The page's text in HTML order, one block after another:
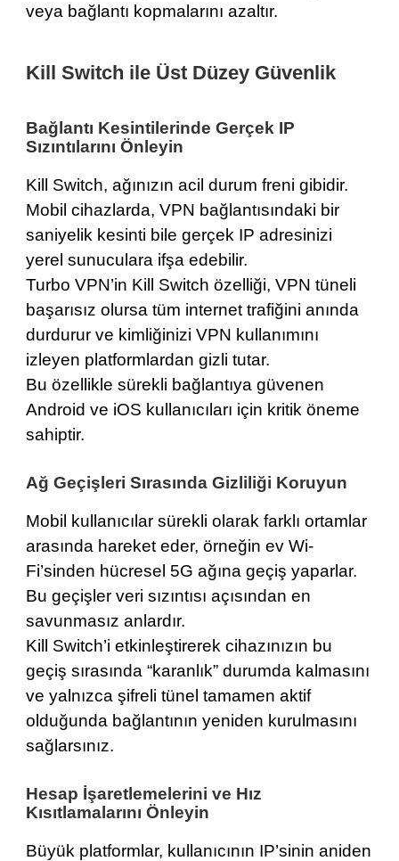
veya bağlantı kopmalarını azaltır.
Kill Switch ile Üst Düzey Güvenlik
Bağlantı Kesintilerinde Gerçek IP
Sızıntılarını Önleyin
Kill Switch, ağınızın acil durum freni gibidir.
Mobil cihazlarda, VPN bağlantısındaki bir
saniyelik kesinti bile gerçek IP adresinizi
yerel sunuculara ifşa edebilir.
Turbo VPN’in Kill Switch özelliği, VPN tüneli
başarısız olursa tüm internet trafiğini anında
durdurur ve kimliğinizi VPN kullanımını
izleyen platformlardan gizli tutar.
Bu özellikle sürekli bağlantıya güvenen
Android ve iOS kullanıcıları için kritik öneme
sahiptir.
Ağ Geçişleri Sırasında Gizliliği Koruyun
Mobil kullanıcılar sürekli olarak farklı ortamlar
arasında hareket eder, örneğin ev Wi-
Fi’sinden hücresel 5G ağına geçiş yaparlar.
Bu geçişler veri sızıntısı açısından en
savunmasız anlardır.
Kill Switch’i etkinleştirerek cihazınızın bu
geçiş sırasında “karanlık” durumda kalmasını
ve yalnızca şifreli tünel tamamen aktif
olduğunda bağlantının yeniden kurulmasını
sağlarsınız.
Hesap İşaretlemelerini ve Hız
Kısıtlamalarını Önleyin
Büyük platformlar, kullanıcının IP’sinin aniden